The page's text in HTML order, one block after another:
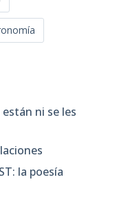
ni se les
la poesía